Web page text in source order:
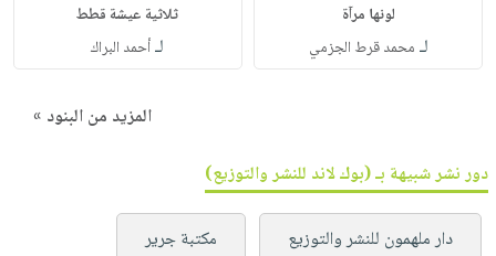
لونها مرآة
لـ محمد قرط الجزمي
ثلاثية عيشة قطط
لـأحمد البراك
المزيد من البنود »
دور نشر شبيهة بـ (بوك لاند للنشر والتوزيع)
دار ملهمون للنشر والتوزيع مكتبة جرير